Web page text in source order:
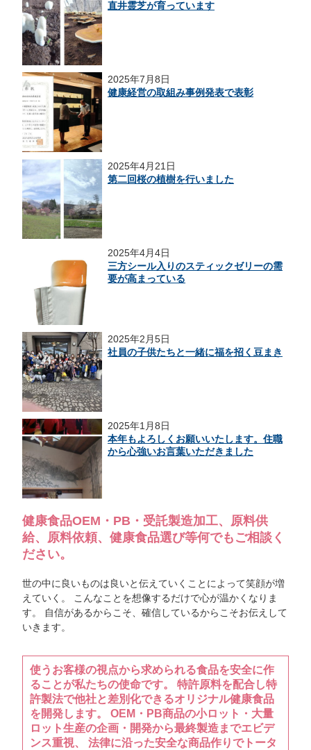
直井霊芝が育っています
2025年7月8日
健康経営の取組み事例発表で表彰
2025年4月21日
第二回桜の植樹を行いました
2025年4月4日
三方シール入りのスティックゼリーの需
要が高まっている
2025年2月5日
社員の子供たちと一緒に福を招く豆まき
2025年1月8日
本年もよろしくお願いいたします。住職
から心強いお言葉いただきました
健康食品OEM・PB・受託製造加工、原料供
給、原料依頼、健康食品選び等何でもご相談く
ださい。
世の中に良いものは良いと伝えていくことによって笑顔が増
えていく。 こんなことを想像するだけで心が温かくなりま
す。 自信があるからこそ、確信しているからこそお伝えして
いきます。
使うお客様の視点から求められる食品を安全に作
ることが私たちの使命です。 特許原料を配合し特
許製法で他社と差別化できるオリジナル健康食品
を開発します。 OEM・PB商品の小ロット・大量
ロット生産の企画・開発から最終製造までエビデ
ンス重視、 法律に沿った安全な商品作りでトータ